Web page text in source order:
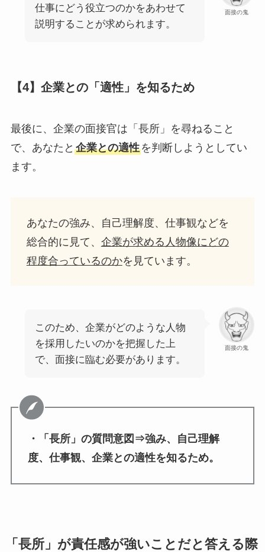
面接の鬼
仕事にどう役立つのかをあわせて
説明することが求められます。
【4】企業との「適性」を知るため
最後に、企業の面接官は「長所」を尋ねること
で、あなたと 企業との適性を判断しようとしてい
ます。
あなたの強み、自己理解度、仕事観などを
総合的に見て、 企業が求める人物像にどの
程度合っているのかを見ています。
面接の鬼
このため、企業がどのような人物
を採用したいのかを把握した上
で、面接に臨む必要があります。
・「長所」の質問意図⇒強み、自己理解
度、仕事観、企業との適性を知るため。
「長所」が責任感が強いことだと答える際